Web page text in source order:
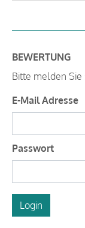
BEWERTUNG
Bitte melden Sie
E-Mail Adresse
Passwort
Login